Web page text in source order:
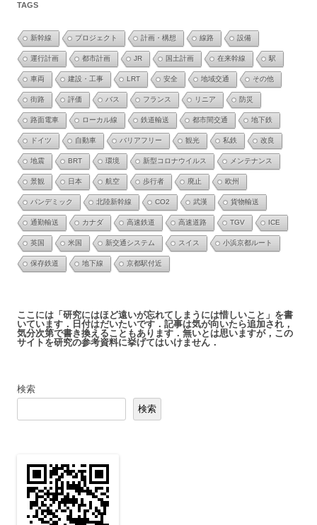
TAGS
新幹線 プロジェクト 計画・構想 線路 設備
運行計画 都市計画 JR 国土計画 在来幹線 駅
車両 建設・工事 LRT 安全 地域交通 その他
街路 評価 バス フランス リニア 防災
路面電車 ローカル線 鉄道輸送 都市間交通 地下鉄
ドイツ 自動車 バリアフリー 観光 私鉄 改良
地震 BRT 環境 新型コロナウイルス メンテナンス
景観 日本 航空 歩行者 廃止 欧州
パンデミック 北陸新幹線 CO2 武漢 貨物輸送
通勤輸送 カナダ 高速鉄道 高速道路 TGV ICE
英国 米国 新交通システム スイス 小浜京都ルート
保存鉄道 地下線 京都駅付近
ここには「研究にはほど遠いが忘れてしまうには惜しいこと」を書
いています．日付はだいたいです．記事は気が向いたら追加され，
気分次第で書き換えることもあります．無いとは思いますが，この
サイトを研究の参考資料に挙げてはいけません．
検索
検索